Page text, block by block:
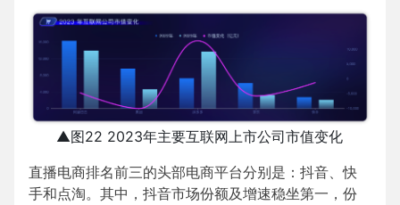
▲图22 2023年主要互联网上市公司市值变化
直播电商排名前三的头部电商平台分别是：抖音、快
手和点淘。其中，抖音市场份额及增速稳坐第一，份